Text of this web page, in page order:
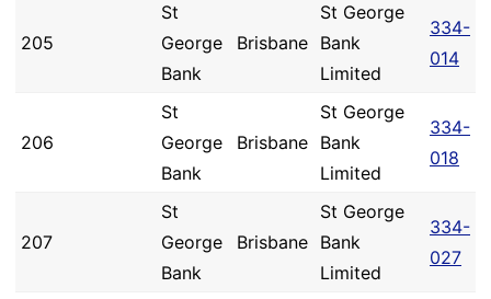
205
St
George
Bank
Brisbane
St George
Bank
Limited
334-
014
206
St
George
Bank
Brisbane
St George
Bank
Limited
334-
018
207
St
George
Bank
Brisbane
St George
Bank
Limited
334-
027